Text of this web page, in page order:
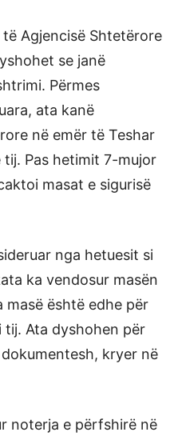
Agjencisë Shtetërore
se janë
Përmes
ata kanë
në emër të Teshar
Pas hetimit 7-mujor
masat e sigurisë
nga hetuesit si
ka vendosur masën
masë është edhe për
tij. Ata dyshohen për
kryer në
noterja e përfshirë në